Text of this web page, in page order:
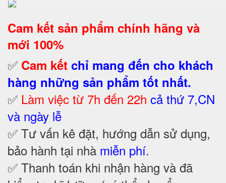
Cam kết sản phẩm chính hãng và
mới 100%
✅ Cam kết chỉ mang đến cho khách
hàng những sản phẩm tốt nhất.
✅ Làm việc từ 7h đến 22h cả thứ 7,CN
và ngày lễ
✅ Tư vấn kê đặt, hướng dẫn sử dụng,
bảo hành tại nhà miễn phí.
✅ Thanh toán khi nhận hàng và đã